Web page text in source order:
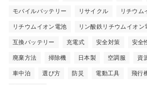
モバイルバッテリー リサイクル リチウム
リチウムイオン電池 リン酸鉄リチウムイオン
互換バッテリー 充電式 安全対策 安全
廃棄方法 掃除機 日本製 空調服 資
車中泊 選び方 防災 電動工具 飛行